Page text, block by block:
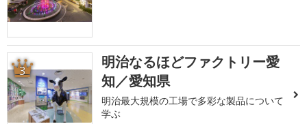
3
明治なるほどファクトリー愛
知／愛知県
明治最大規模の工場で多彩な製品について
学ぶ